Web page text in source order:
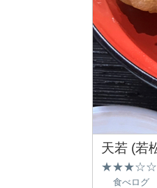
天若 (若
食べログ